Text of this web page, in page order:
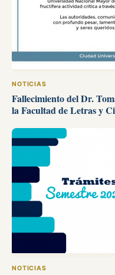
NOTICIAS
Fallecimiento del Dr.
la Facultad de Letras y
NOTICIAS